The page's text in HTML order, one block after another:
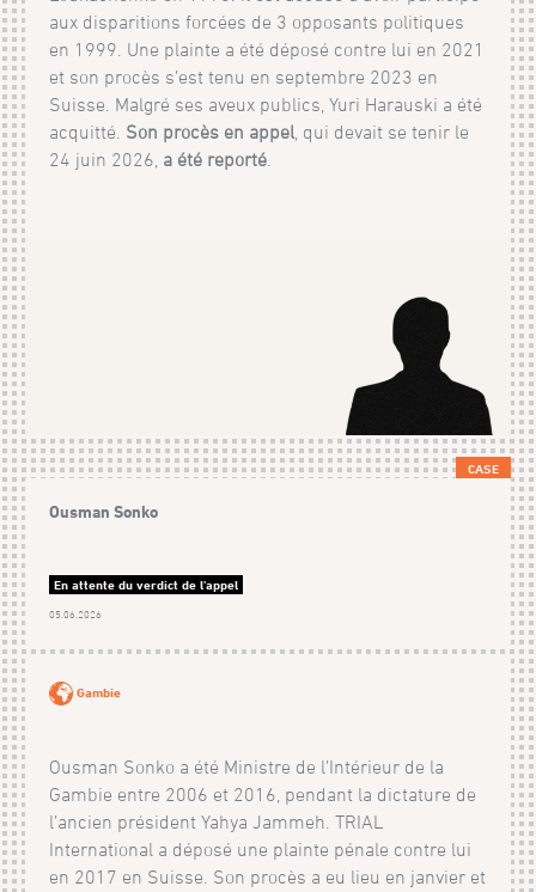
aux disparitions forcées de 3 opposants politiques
en 1999. Une plainte a été déposé contre lui en 2021
et son procès s’est tenu en septembre 2023 en
Suisse. Malgré ses aveux publics, Yuri Harauski a été
acquitté. Son procès en appel, qui devait se tenir le
24 juin 2026, a été reporté.
CASE
Ousman Sonko
En attente du verdict de l'appel
05.06.2026
Gambie
Ousman Sonko a été Ministre de l’Intérieur de la
Gambie entre 2006 et 2016, pendant la dictature de
l’ancien président Yahya Jammeh. TRIAL
International a déposé une plainte pénale contre lui
en 2017 en Suisse. Son procès a eu lieu en janvier et